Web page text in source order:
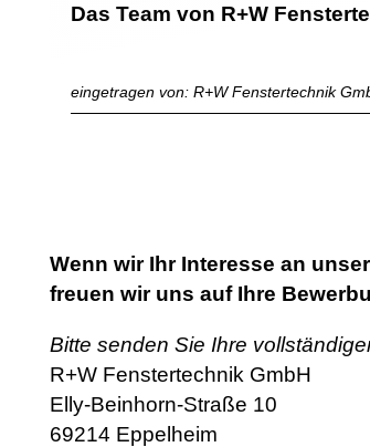
Das Team von R+W
eingetragen von: R+W Fenstertechnik
Wenn wir Ihr Interesse an
freuen wir uns auf Ihre
Bitte senden Sie Ihre
R+W Fenstertechnik GmbH
Elly-Beinhorn-Straße 10
69214 Eppelheim